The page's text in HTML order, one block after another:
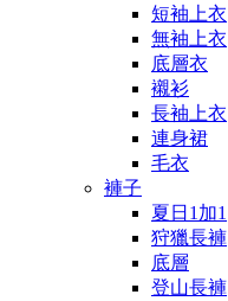
短袖上衣
無袖上衣
底層衣
襯衫
長袖上衣
連身裙
毛衣
褲子
夏日1加1
狩獵長褲
底層
登山長褲